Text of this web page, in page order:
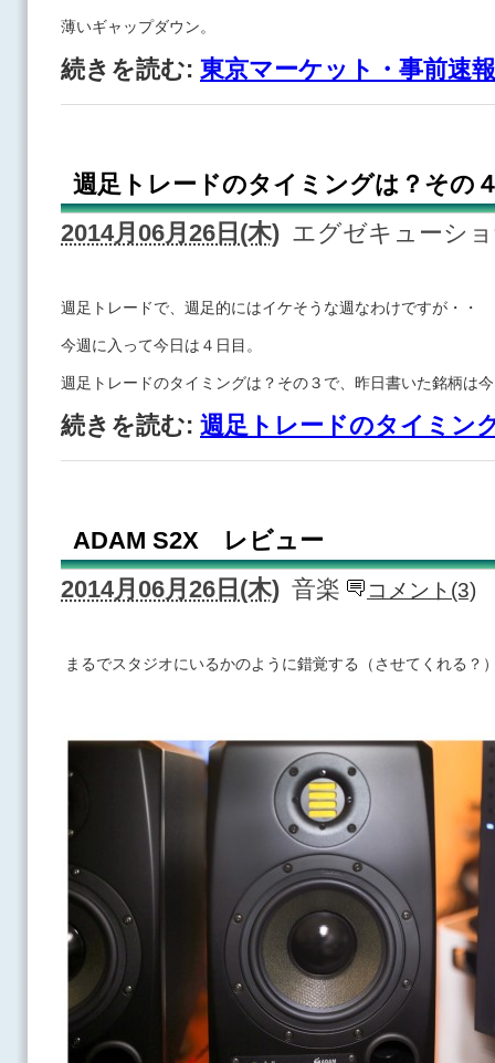
薄いギャップダウン。
続きを読む: 東京マーケット・事前速報
週足トレードのタイミングは？その
2014月06月26日(木) エグゼキューシ
週足トレードで、週足的にはイケそうな週なわけですが・・
今週に入って今日は４日目。
週足トレードのタイミングは？その３で、昨日書いた銘柄は
続きを読む: 週足トレードのタイミン
ADAM S2X レビュー
2014月06月26日(木) 音楽 コメント(3)
まるでスタジオにいるかのように錯覚する（させてくれる？